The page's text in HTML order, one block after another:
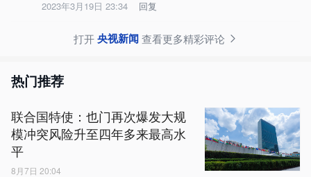
2023年3月19日 23:34 回复
打开央视新闻查看更多精彩评论
热门推荐
联合国特使：也门再次爆发大规
模冲突风险升至四年多来最高水
平
8月7日 20:04